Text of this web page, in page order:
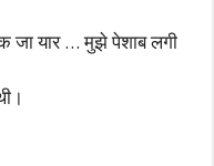
जा यार … मुझे पेशाब लगी